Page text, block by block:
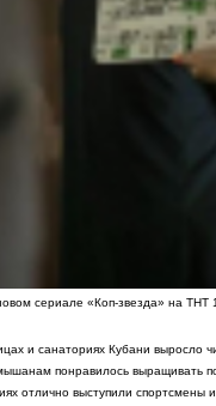
сериале «Коп-звезда» на ТНТ
и санаториях Кубани выросло
понравилось выращивать
отлично выступили спортсмены